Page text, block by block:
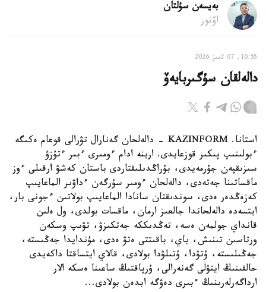
بەيسەن سۇلتان
اۆتور
10:55, 07 تامىز 2026
دالەلقان سۇگىربايەۆ
استانا. KAZINFORM - دالەلحان گەنارال تۋرالى قوعام ەكىگە
ءبولىنىپ پىكىر قوزعايدى. ارينە ادام ءومىرى ءبىر ءتۇزۋ
سىزىقپەن جۇرمەيدى، بۇراڭدىلىقتاردى باستان كەشۋ ارقىلى ءوز
ماقساتىنا جەتەدى، دالەلحان ءومىر سۇرگەن ءداۋىر الماعايىپ
كەزەڭدەر ەدى، سوندىقتان سانادا الماعايىپ بولاتىن ءجونى بار،
ايتسەدە دالەلحاندا جالعىز ارمان، ماقسات بولدى، ول ەلىن
قانداي جولمەن ەسە، تەڭدىككە جەتكىزۋ، تۋىپ وسكەن
ورتاسىن تىنىش، باي، باقىتتى ەتۋ ەدى، مۇندايدا جەڭىستە،
جەڭىلىستە، ۇتۋدا، ۇتىلۋدا بولادى، قالاي ايتساقتا داكەيدى
حالقىنىڭ ايتۋلى گەنەرالى، ۇرپاقتىڭ ساعىنا ەسكە الار
ارداگەرلەرىنىڭ ءبىرى دەۋگە ابدەن بولادى...